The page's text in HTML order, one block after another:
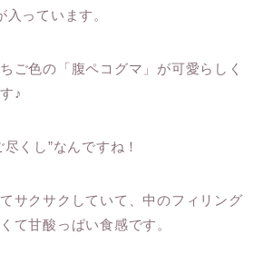
っています。
ご色の「腹ペコグマ」が可愛らしく
♪
くし”なんですね！
サクサクしていて、中のフィリング
て甘酸っぱい食感です。